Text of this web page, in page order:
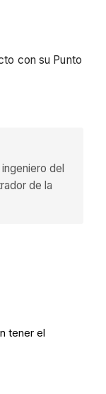
con su Punto
del
de la
tener el